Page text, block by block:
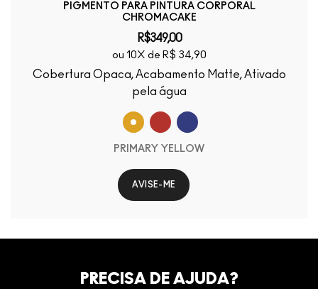
PIGMENTO PARA PINTURA CORPORAL
CHROMACAKE
R$349,00
ou 10X de R$ 34,90
Cobertura Opaca, Acabamento Matte, Ativado
pela água
PRIMARY YELLOW
AVISE-ME
PRECISA DE AJUDA?